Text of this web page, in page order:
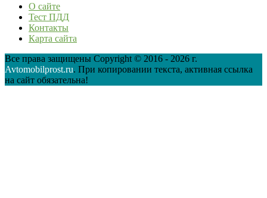
О сайте
Тест ПДД
Контакты
Карта сайта
Все права защищены Copyright © 2016 - 2026 г.
Avtomobilprost.ru. При копировании текста, активная ссылка
на сайт обязательна!